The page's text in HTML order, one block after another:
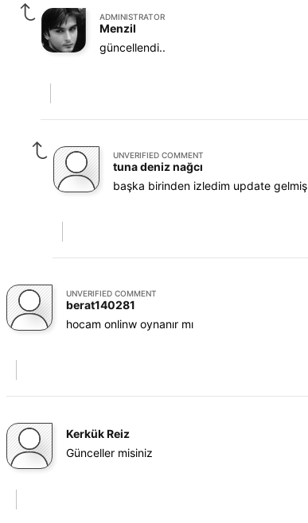
ADMINISTRATOR
Menzil
güncellendi..
UNVERIFIED COMMENT
tuna deniz nağcı
başka birinden izledim update gelmiş
UNVERIFIED COMMENT
berat140281
hocam onlinw oynanır mı
Kerkük Reiz
Günceller misiniz